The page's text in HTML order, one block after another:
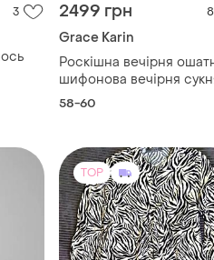
3 2499 грн 8
Grace Karin
Роскішна вечірня ошатна
шифонова вечірня
максі довжини із багато
англійського бренду
karin.
58-60
TOP